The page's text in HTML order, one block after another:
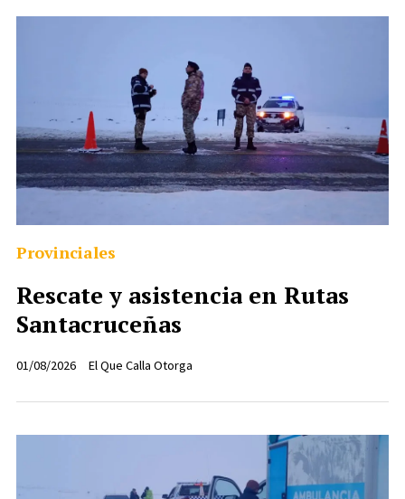
Rescate y asistencia en Rutas
Santacruceñas
El Que Calla Otorga
Provinciales
01/08/2026